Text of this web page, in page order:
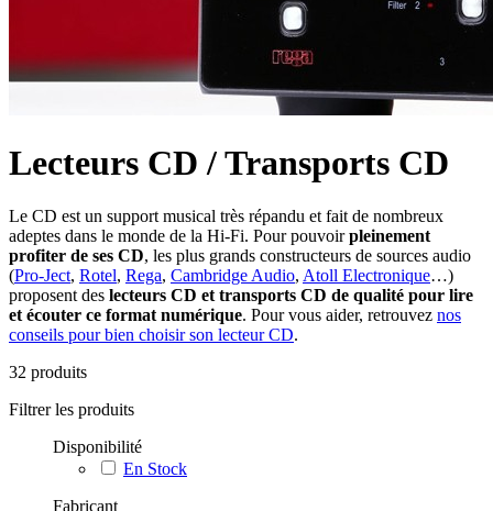
Lecteurs CD / Transports CD
Le CD est un support musical très répandu et fait de nombreux
adeptes dans le monde de la Hi-Fi. Pour pouvoirpleinement
profiter de ses CD, les plus grands constructeurs de sources audio
(Pro-Ject, Rotel, Rega, Cambridge Audio, Atoll Electronique…)
proposent des lecteurs CD et transports CD de qualité pour lire
et écouter ce format numérique. Pour vous aider, retrouvez nos
conseils pour bien choisir son lecteur CD.
32 produits
Filtrer les produits
Disponibilité
En Stock
Fabricant